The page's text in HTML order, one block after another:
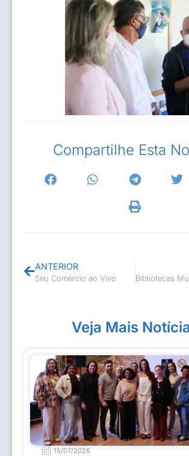
Compartilhe Esta
ANTERIOR
Seu Comércio ao Vivo
Veja Mais
15/07/2026